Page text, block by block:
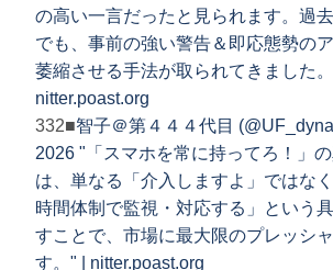
の高い一言だったと見られます。過
でも、事前の強い警告＆即応態勢の
萎縮させる手法が取られてきました。
nitter.poast.org
332■智子＠第４４４代目
2026 "「スマホを常に持ってろ！」
は、単なる「介入しますよ」ではな
時間体制で監視・対応する」という
すことで、市場に最大限のプレッシ
す。" | nitter.poast.org